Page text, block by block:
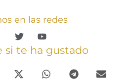
en las redes
si te ha gustado